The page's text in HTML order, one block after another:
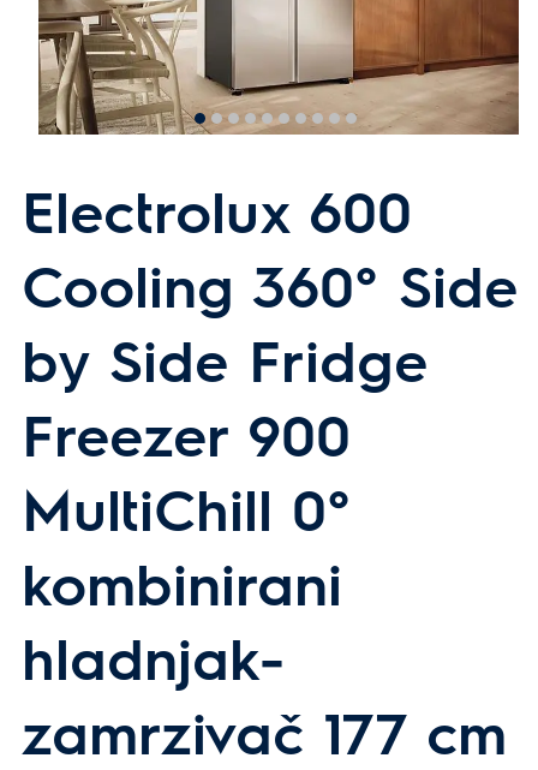
Electrolux 600
Cooling 360° Side
by Side Fridge
Freezer 900
MultiChill 0°
kombinirani
hladnjak-
zamrzivač 177 cm